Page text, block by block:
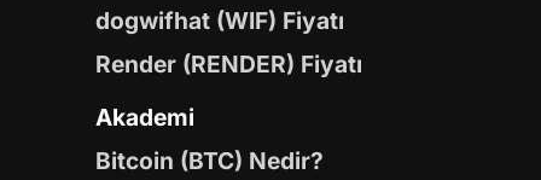
dogwifhat (WIF) Fiyatı
Render (RENDER) Fiyatı
Akademi
Bitcoin (BTC) Nedir?